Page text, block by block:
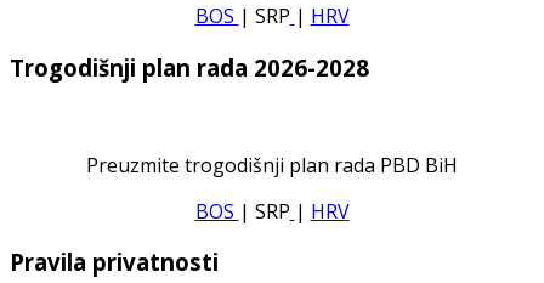
BOS | SRP | HRV
Trogodišnji plan rada 2026-2028
Preuzmite trogodišnji plan rada PBD BiH
BOS | SRP | HRV
Pravila privatnosti